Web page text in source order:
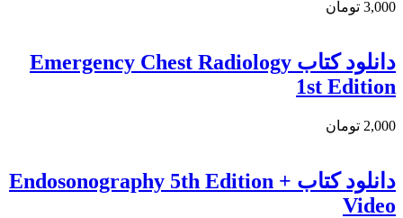
3,000 تومان
دانلود كتاب Emergency Chest Radiology
1st Edition
2,000 تومان
دانلود كتاب Endosonography 5th Edition +
Video